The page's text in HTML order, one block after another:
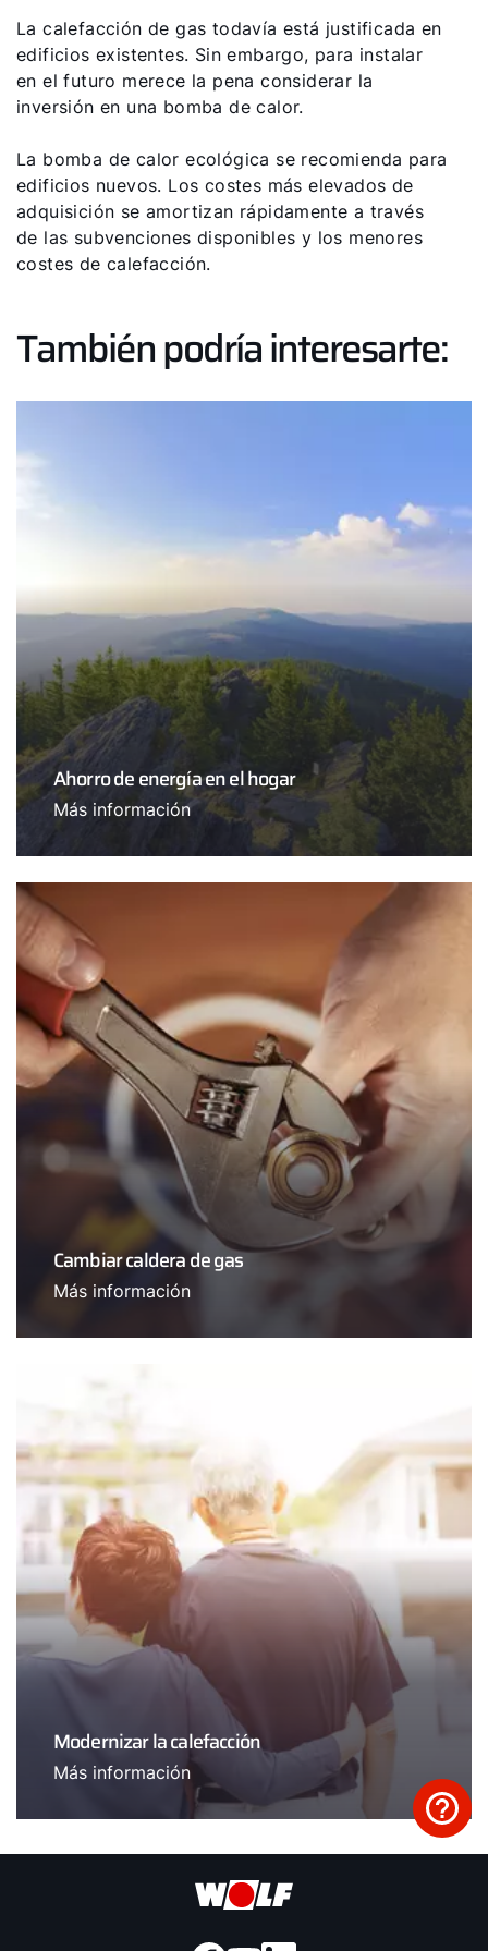
La calefacción de gas todavía está justificada en
edificios existentes. Sin embargo, para instalar
en el futuro merece la pena considerar la
inversión en una bomba de calor.
La bomba de calor ecológica se recomienda para
edificios nuevos. Los costes más elevados de
adquisición se amortizan rápidamente a través
de las subvenciones disponibles y los menores
costes de calefacción.
También podría interesarte:
Ahorro de energía en el hogar
Más información
Cambiar caldera de gas
Más información
Modernizar la calefacción
Más información